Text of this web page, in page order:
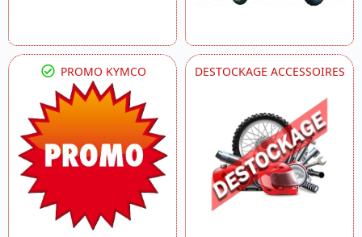
PROMO KYMCO DESTOCKAGE ACCESSOIRES